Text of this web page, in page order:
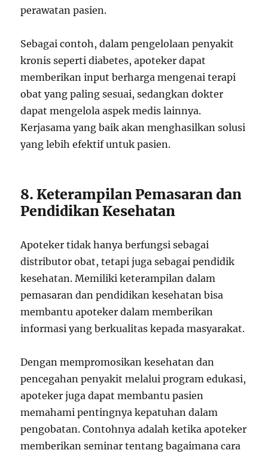
perawatan pasien.
Sebagai contoh, dalam pengelolaan penyakit
kronis seperti diabetes, apoteker dapat
memberikan input berharga mengenai terapi
obat yang paling sesuai, sedangkan dokter
dapat mengelola aspek medis lainnya.
Kerjasama yang baik akan menghasilkan solusi
yang lebih efektif untuk pasien.
8. Keterampilan Pemasaran dan
Pendidikan Kesehatan
Apoteker tidak hanya berfungsi sebagai
distributor obat, tetapi juga sebagai pendidik
kesehatan. Memiliki keterampilan dalam
pemasaran dan pendidikan kesehatan bisa
membantu apoteker dalam memberikan
informasi yang berkualitas kepada masyarakat.
Dengan mempromosikan kesehatan dan
pencegahan penyakit melalui program edukasi,
apoteker juga dapat membantu pasien
memahami pentingnya kepatuhan dalam
pengobatan. Contohnya adalah ketika apoteker
memberikan seminar tentang bagaimana cara